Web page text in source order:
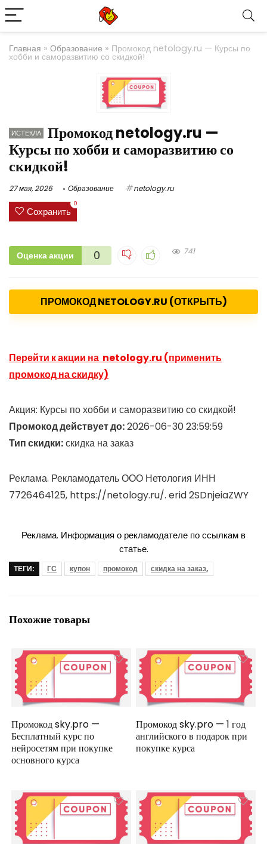
Главная » Образование » Промокод netology.ru — Курсы по
хобби и саморазвитию со скидкой!
ИСТЕКЛА
Промокод netology.ru —
Курсы по хобби и саморазвитию со
скидкой!
27 мая, 2026 Образование netology.ru
Сохранить
0
Оценка акции 0 741
ПРОМОКОД NETOLOGY.RU (ОТКРЫТЬ)
Перейти к акции на netology.ru (применить
промокод на скидку)
Акция: Курсы по хобби и саморазвитию со скидкой!
Промокод действует до:2026-06-30 23:59:59
Тип скидки:скидка на заказ
Реклама. Рекламодатель ООО Нетология ИНН
7726464125, https://netology.ru/. erid 2SDnjeiaZWY
Реклама. Информация о рекламодателе по ссылкам в
статье.
ТЕГИ: ГС купон промокод скидка на заказ,
Похожие товары
Промокод sky.pro —
Бесплатный курс по
нейросетям при покупке
основного курса
Промокод sky.pro — 1 год
английского в подарок при
покупке курса